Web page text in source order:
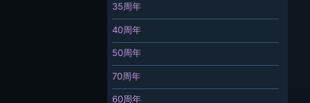
35周年
40周年
50周年
70周年
60周年